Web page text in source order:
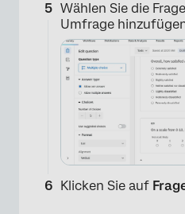
Wählen Sie die
Umfrage
Klicken Sie auf